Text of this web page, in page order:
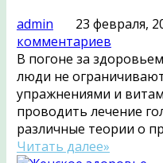
admin
23 февраля,
комментариев
В погоне за
люди не
упражнениями и
проводить лечение
различные теории о
Читать далее»